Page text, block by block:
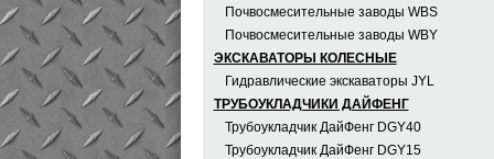
Почвосмесительные заводы WBS
Почвосмесительные заводы WBY
ЭКСКАВАТОРЫ КОЛЕСНЫЕ
Гидравлические экскаваторы JYL
ТРУБОУКЛАДЧИКИ ДАЙФЕНГ
Трубоукладчик ДайФенг DGY40
Трубоукладчик ДайФенг DGY15